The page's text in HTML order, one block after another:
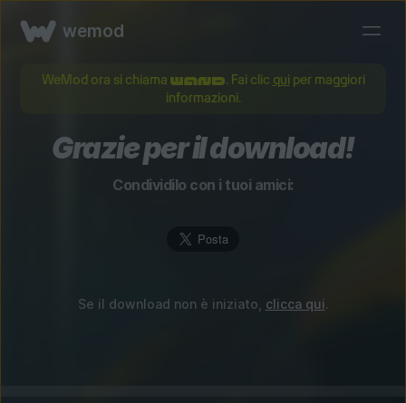
wemod
WeMod ora si chiama . Fai clic qui per maggiori
informazioni.
Grazie per il download!
Condividilo con i tuoi amici:
Se il download non è iniziato, clicca qui.